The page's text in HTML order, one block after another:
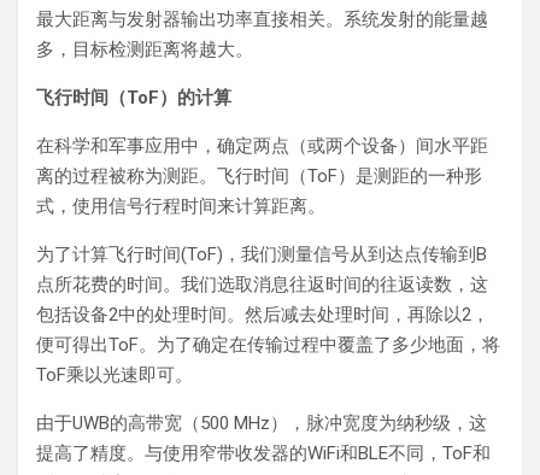
最大距离与发射器输出功率直接相关。系统发射的能量越
多，目标检测距离将越大。
飞行时间（ToF）的计算
在科学和军事应用中，确定两点（或两个设备）间水平距
离的过程被称为测距。飞行时间（ToF）是测距的一种形
式，使用信号行程时间来计算距离。
为了计算飞行时间(ToF)，我们测量信号从到达点传输到B
点所花费的时间。我们选取消息往返时间的往返读数，这
包括设备2中的处理时间。然后减去处理时间，再除以2，
便可得出ToF。为了确定在传输过程中覆盖了多少地面，将
ToF乘以光速即可。
由于UWB的高带宽（500 MHz），脉冲宽度为纳秒级，这
提高了精度。与使用窄带收发器的WiFi和BLE不同，ToF和